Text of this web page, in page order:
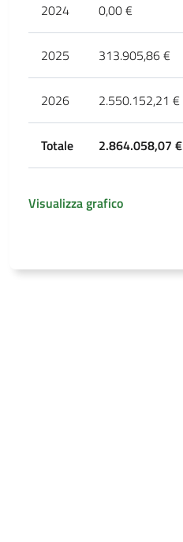
2024 0,00 €
2025 313.905,86 €
2026 2.550.152,21 €
Totale 2.864.058,07 €
Visualizza grafico